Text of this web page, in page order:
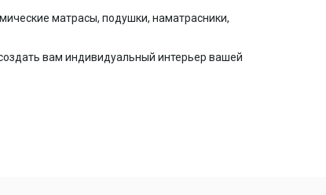
матрасы, подушки, наматрасники,
вам индивидуальный интерьер вашей